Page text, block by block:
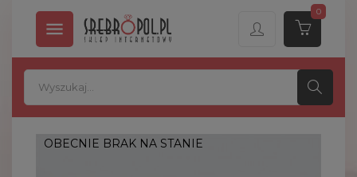

0
OBECNIE BRAK NA STANIE